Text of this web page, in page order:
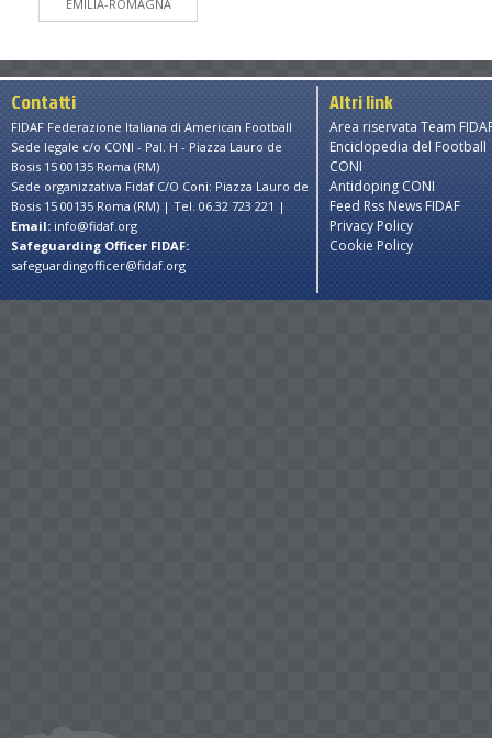
EMILIA-ROMAGNA
Contatti
FIDAF Federazione Italiana di American Football
Sede legale c/o CONI - Pal. H - Piazza Lauro de
Bosis 15 00135 Roma (RM)
Sede organizzativa Fidaf C/O Coni: Piazza Lauro de
Bosis 15 00135 Roma (RM) | Tel. 06.32 723 221 |
Email: info@fidaf.org
Safeguarding Officer FIDAF:
safeguardingofficer@fidaf.org
Altri link
Area riservata Team
Enciclopedia del Football
CONI
Antidoping CONI
Feed Rss News FIDAF
Privacy Policy
Cookie Policy